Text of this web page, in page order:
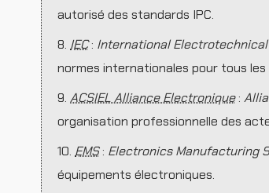
autorisé des standards IPC.
8. IEC: International Electrotechnical
normes internationales pour tous
9. ACSIEL Alliance Electronique:
organisation professionnelle des
10. EMS: Electronics Manufacturing
équipements électroniques.